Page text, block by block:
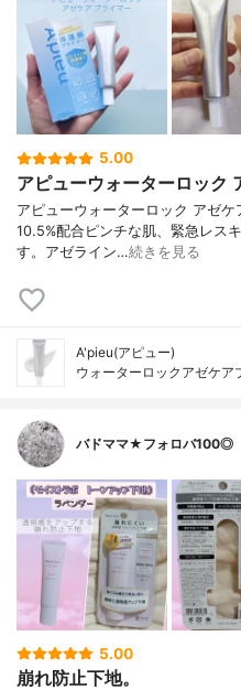
5.00
アピューウォーターロック
アピューウォーターロック アゼ
10.5%配合ピンチな肌、緊急レス
す。アゼライン…続きを見る
A'pieu(アピュー)
ウォーターロックアゼケア
バドママ★フォロバ100◎
5.00
崩れ防止下地。